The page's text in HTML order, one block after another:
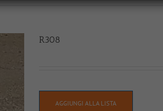
R308
AGGIUNGI ALLA LISTA